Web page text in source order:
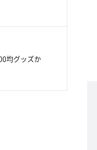
均グッズか